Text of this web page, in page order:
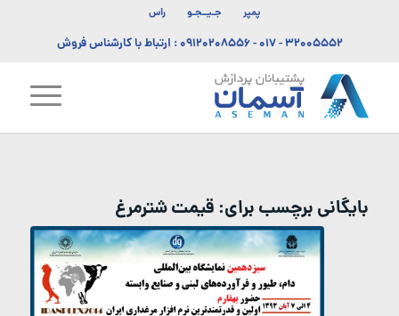
پمپر جـیــجـو راس
۳۲۰۰۵۵۵۲ - ۰۱۷ -۰۹۱۲۰۲۰۸۵۵۶: ارتباط با کارشناس فروش
بایگانی برچسب برای:قیمت شترمرغ